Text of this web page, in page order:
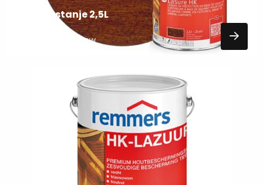
Beits kastanje 2,5L
EXCL. BTW